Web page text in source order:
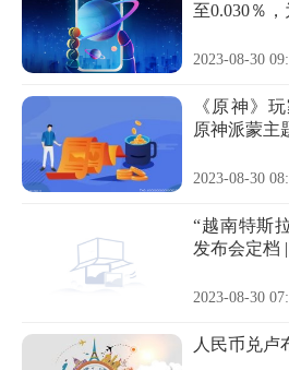
至0.030％
2023-08-30
《原神》
原神派蒙主
2023-08-30
“越南特斯
发布会定档
2023-08-30
人民币兑卢